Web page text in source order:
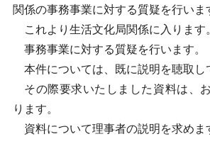
関係の事務事業に対する質疑を行いま
これより生活文化局関係に入ります
事務事業に対する質疑を行います。
本件については、既に説明を聴取し
その際要求いたしました資料は、
ります。
資料について理事者の説明を求めま